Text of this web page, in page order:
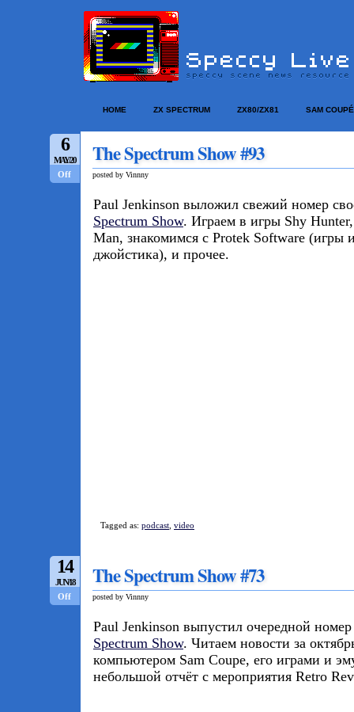
HOME ZX SPECTRUM ZX80/ZX81 SAM COUPÉ
6
MAY/20
Off
The Spectrum Show #93
posted by Vinnny
Paul Jenkinson выложил свежий номер
Spectrum Show. Играем в игры Shy
Man, знакомимся с Protek Software (игры
джойстика), и прочее.
Tagged as: podcast video
14
JUN/18
Off
The Spectrum Show #73
posted by Vinnny
Paul Jenkinson выпустил очередной
Spectrum Show. Читаем новости за
компьютером Sam Coupe, его играми и
небольшой отчёт с мероприятия Retro